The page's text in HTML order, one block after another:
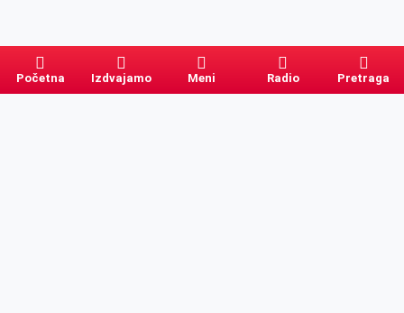
Početna Izdvajamo Meni Radio Pretraga